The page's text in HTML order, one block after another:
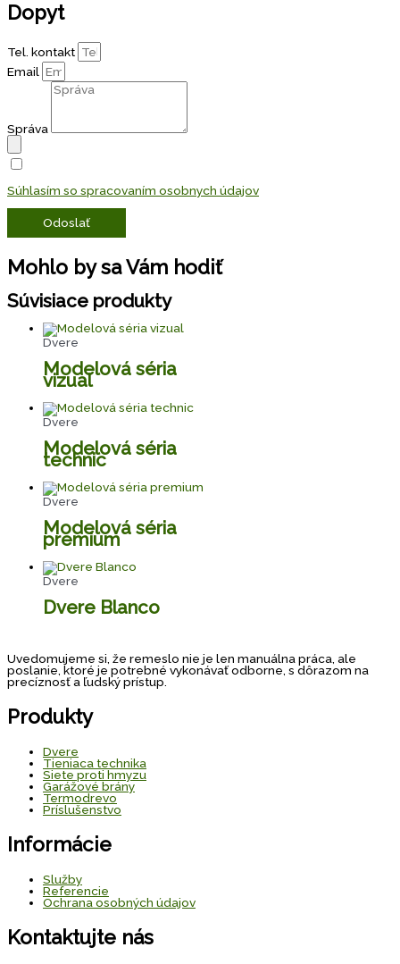
Dopyt
Tel. kontakt
Email
Správa
Súhlasím so spracovaním osobnych údajov
Odoslať
Mohlo by sa Vám hodiť
Súvisiace produkty
Dvere
Modelová séria
vizual
Dvere
Modelová séria
technic
Dvere
Modelová séria
premium
Dvere
Dvere Blanco
Uvedomujeme si, že remeslo nie je len manuálna práca, ale
poslanie, ktoré je potrebné vykonávať odborne, s dôrazom na
precíznosť a ľudský prístup.
Produkty
Dvere
Tieniaca technika
Siete proti hmyzu
Garážové brány
Termodrevo
Príslušenstvo
Informácie
Služby
Referencie
Ochrana osobných údajov
Kontaktujte nás